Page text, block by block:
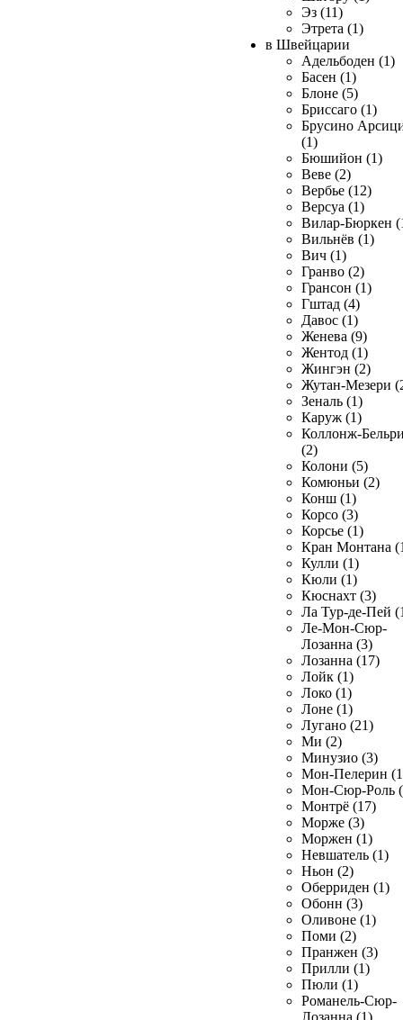
Эз (11)
Этрета (1)
в Швейцарии
Адельбоден (1)
Басен (1)
Блоне (5)
Бриссаго (1)
Брусино
(1)
Бюшийон (1)
Веве (2)
Вербье (12)
Версуа (1)
Вилар-Бюркен
Вильнёв (1)
Вич (1)
Гранво (2)
Грансон (1)
Гштад (4)
Давос (1)
Женева (9)
Жентод (1)
Жингэн (2)
Жутан-Мезери
Зеналь (1)
Каруж (1)
Коллонж-
(2)
Колони (5)
Комюньи (2)
Конш (1)
Корсо (3)
Корсье (1)
Кран Монтана
Кулли (1)
Кюли (1)
Кюснахт (3)
Ла Тур-де-Пей
Ле-Мон-Сюр-
Лозанна (3)
Лозанна (17)
Лойк (1)
Локо (1)
Лоне (1)
Лугано (21)
Ми (2)
Минузио (3)
Мон-Пелерин
Мон-Сюр-Роль
Монтрё (17)
Морже (3)
Моржен (1)
Невшатель (1)
Ньон (2)
Оберриден (1)
Обонн (3)
Оливоне (1)
Поми (2)
Пранжен (3)
Прилли (1)
Пюли (1)
Романель-Сюр-
Лозанна (1)